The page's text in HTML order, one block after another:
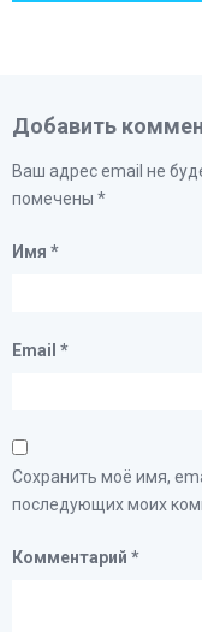
Добавить
Ваш адрес email не
помечены *
Имя *
Email *
Сохранить моё имя,
последующих моих
Комментарий *